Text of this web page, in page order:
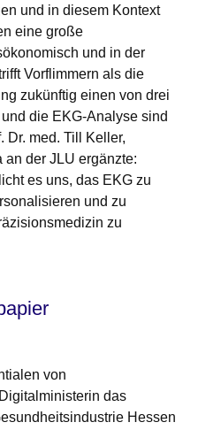
und in diesem Kontext
eine große
und in der
Vorflimmern als die
zukünftig einen von drei
die EKG-Analyse sind
Dr. med. Till Keller,
an der JLU ergänzte:
es uns, das EKG zu
und zu
zu
von
das
Hessen